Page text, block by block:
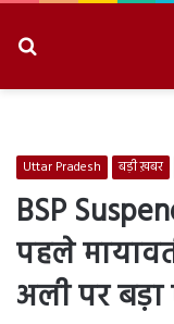
Uttar Pradesh बड़ी ख़बर
BSP
पहले
अली पर बड़ा